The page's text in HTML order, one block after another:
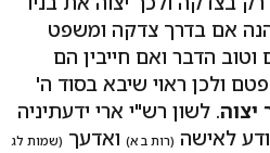
אם בדרך צדקה ומשפט
וטוב הדבר ואם חייבין הם
ולכן ראוי שיבא בסוד ה'
יצוה. לשון רש"י ארי ידעתיניה
לאישה (רות ב א) ואדעך (שמות לג